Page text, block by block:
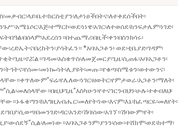
*አባ፡አጋቶን፦ወደ፡ቲቤያድ፡ገዳም፡